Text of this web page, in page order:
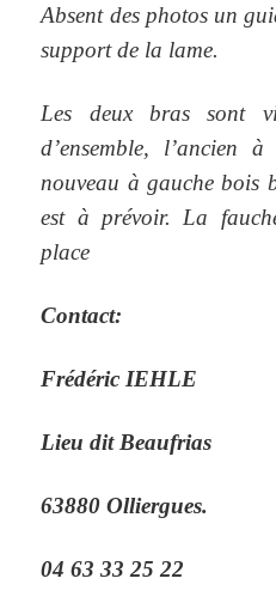
Absent des photos un
support de la lame.
Les deux bras sont
d’ensemble, l’ancien
nouveau à gauche bois
est à prévoir. La
place
Contact:
Frédéric IEHLE
Lieu dit Beaufrias
63880 Olliergues.
04 63 33 25 22